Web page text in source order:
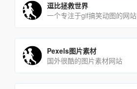
逗比拯救世界
一个专注于gif搞笑动图的网站
Pexels图片素材
国外很酷的图片素材网站